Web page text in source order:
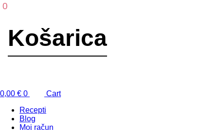
0
0,00 € 0
Cart
Recepti
Blog
Moj račun